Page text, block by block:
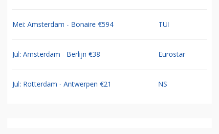
Mei: Amsterdam - Bonaire €594 TUI
Jul: Amsterdam - Berlijn €38 Eurostar
Jul: Rotterdam - Antwerpen €21 NS